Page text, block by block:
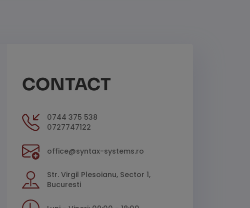
CONTACT
0744 375 538
0727747122
office@syntax-systems.ro
Str. Virgil Plesoianu, Sector 1,
Bucuresti